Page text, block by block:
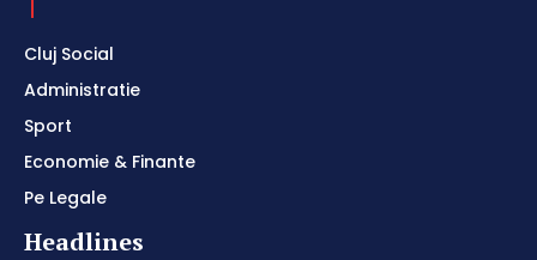
Cluj Social
Administratie
Sport
Economie & Finante
Pe Legale
Headlines